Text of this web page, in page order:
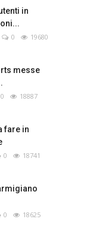
in
0 19680
messe
0 18887
fare in
0 18741
0 18625